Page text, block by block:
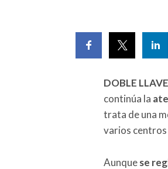
DOBLE LLAVE
continúa la
trata de una
varios
Aunquese